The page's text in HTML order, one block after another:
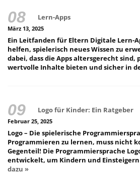
Lern-Apps
März 13, 2025
Ein Leitfanden für Eltern Digitale Lern-
helfen, spielerisch neues Wissen zu
dabei, dass die Apps altersgerecht sind,
wertvolle Inhalte bieten und sicher in
Logo für Kinder: Ein Ratgeber
Februar 25, 2025
Logo – Die spielerische
Programmieren zu lernen, muss nicht
Gegenteil! Die Programmiersprache
entwickelt, um Kindern und
dazu »